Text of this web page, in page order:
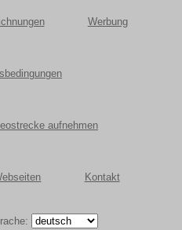
Werbung
aufnehmen
Kontakt